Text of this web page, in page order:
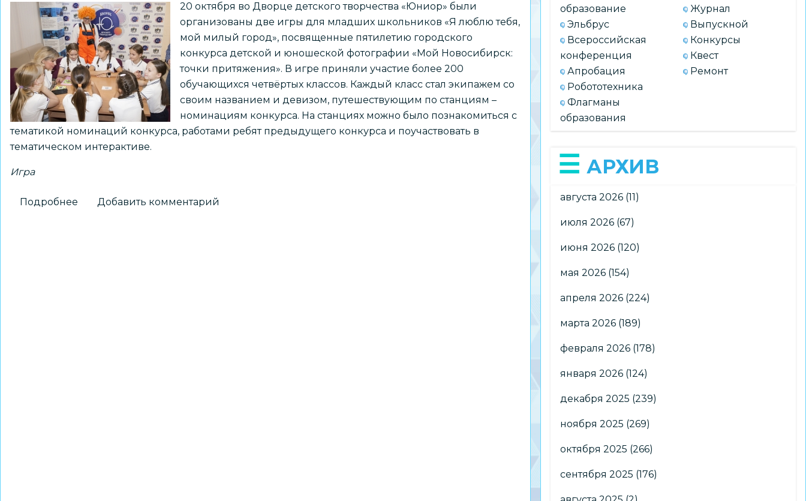
школьников
по
поиску
петроглифов
20 октября во Дворце детского творчества «Юниор» были
организованы две игры для младших школьников «Я люблю тебя,
мой милый город», посвященные пятилетию городского
конкурса детской и юношеской фотографии «Мой Новосибирск:
точки притяжения». В игре приняли участие более 200
обучающихся четвёртых классов. Каждый класс стал экипажем со
своим названием и девизом, путешествующим по станциям –
номинациям конкурса. На станциях можно было познакомиться с
тематикой номинаций конкурса, работами ребят предыдущего конкурса и поучаствовать в
тематическом интерактиве.
Игра
Подробнее Добавить комментарий
образование
Эльбрус
Всероссийская
конференция
Апробация
Робототехника
Флагманы
образования
Журнал
Выпускной
Конкурсы
Квест
Ремонт
АРХИВ
августа 2026 (11)
июля 2026 (67)
июня 2026 (120)
мая 2026 (154)
апреля 2026 (224)
марта 2026 (189)
февраля 2026 (178)
января 2026 (124)
декабря 2025 (239)
ноября 2025 (269)
октября 2025 (266)
сентября 2025 (176)